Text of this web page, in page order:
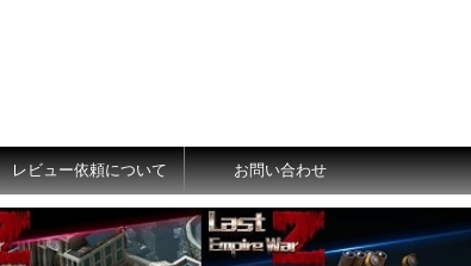
レビュー依頼について お問い合わせ